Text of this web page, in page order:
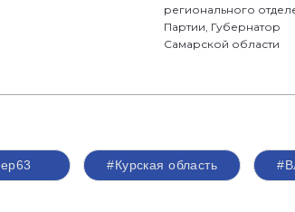
регионального
Партии, Губернатор
Самарской области
#Курская область